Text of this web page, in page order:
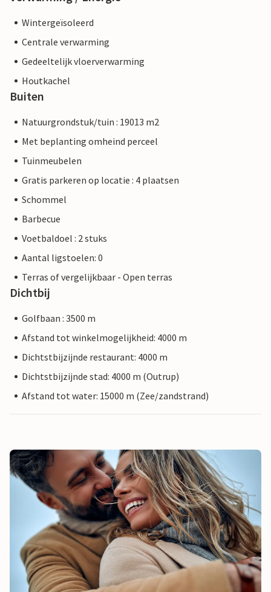
Wintergeïsoleerd
Centrale verwarming
Gedeeltelijk vloerverwarming
Houtkachel
Buiten
Natuurgrondstuk/tuin : 19013 m2
Met beplanting omheind perceel
Tuinmeubelen
Gratis parkeren op locatie : 4 plaatsen
Schommel
Barbecue
Voetbaldoel : 2 stuks
Aantal ligstoelen: 0
Terras of vergelijkbaar - Open terras
Dichtbij
Golfbaan : 3500 m
Afstand tot winkelmogelijkheid: 4000 m
Dichtstbijzijnde restaurant: 4000 m
Dichtstbijzijnde stad: 4000 m (Outrup)
Afstand tot water: 15000 m (Zee/zandstrand)